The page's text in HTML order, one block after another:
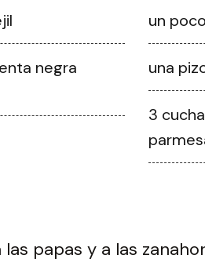
un
negra
una
3
papas y a las